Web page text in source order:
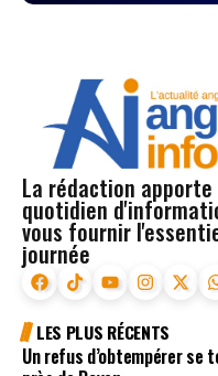
La rédaction
quotidien
vous fournir
journée
LES PLUS RÉCENTS
Un refus d’obtempérer se